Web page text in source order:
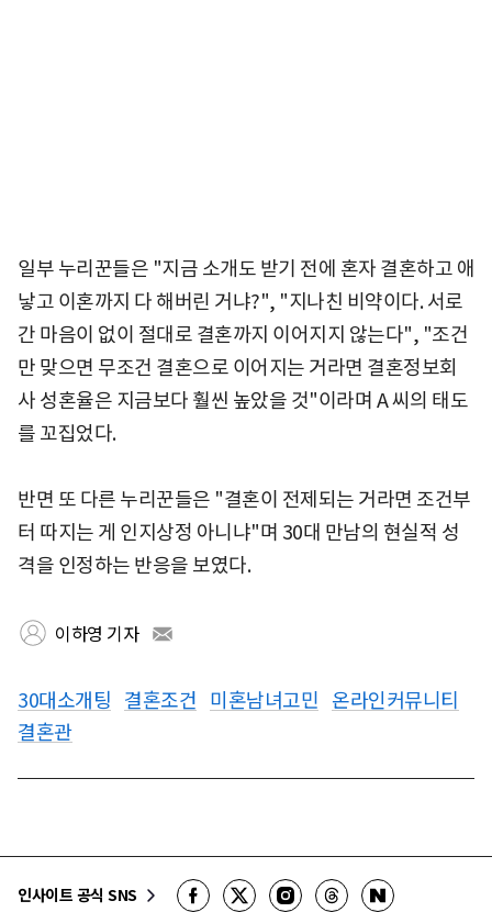
일부 누리꾼들은 "지금 소개도 받기 전에 혼자 결혼하고 애
낳고 이혼까지 다 해버린 거냐?", "지나친 비약이다. 서로
간 마음이 없이 절대로 결혼까지 이어지지 않는다", "조건
만 맞으면 무조건 결혼으로 이어지는 거라면 결혼정보회
사 성혼율은 지금보다 훨씬 높았을 것"이라며 A 씨의 태도
를 꼬집었다.
반면 또 다른 누리꾼들은 "결혼이 전제되는 거라면 조건부
터 따지는 게 인지상정 아니냐"며 30대 만남의 현실적 성
격을 인정하는 반응을 보였다.
이하영 기자
30대소개팅 결혼조건 미혼남녀고민 온라인커뮤니티
결혼관
인사이트 공식 SNS